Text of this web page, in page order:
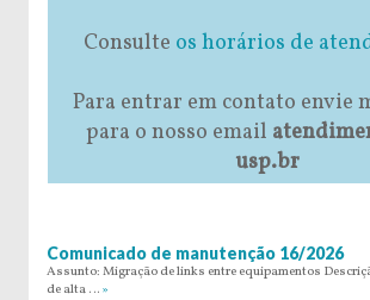
Consulte os horários de
Para entrar em contato envie
para o nosso email
usp.br
Comunicado de manutenção 16/2026
Assunto: Migração de links entre equipamentos
de alta … »